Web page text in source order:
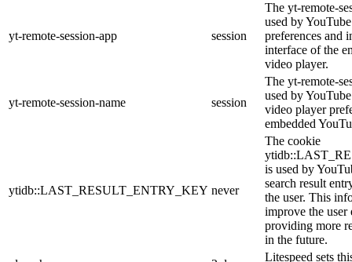
yt-remote-session-app session
The yt-remote-
used by
preferences and
interface of the
video player.
yt-remote-session-name session
The yt-remote-
used by
video player
embedded
ytidb::LAST_RESULT_ENTRY_KEY never
The cookie
is used by
search result
the user. This
improve the user
providing more
in the future.
Litespeed sets